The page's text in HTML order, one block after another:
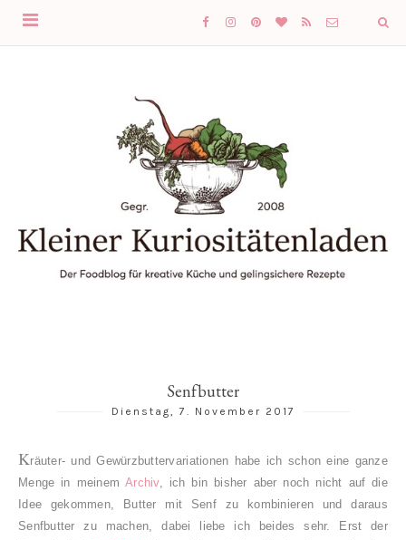
Senfbutter
Dienstag, 7. November 2017
Kräuter- und Gewürzbuttervariationen habe ich schon eine ganze
Menge in meinemArchiv, ich bin bisher aber noch nicht auf die
Idee gekommen, Butter mit Senf zu kombinieren und daraus
Senfbutter zu machen, dabei liebe ich beides sehr. Erst der